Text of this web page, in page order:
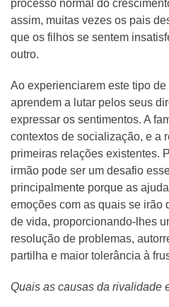
processo normal do
assim, muitas vezes os pais
que os filhos se sentem
outro.
Ao experienciarem este tipo
aprendem a lutar pelos seus
expressar os sentimentos. A
contextos de socialização, e a
primeiras relações existentes.
irmão pode ser um desafio
principalmente porque as
emoções com as quais se irão
de vida, proporcionando-lhes
resolução de problemas,
partilha e maior tolerância à
Quais as causas da rivalidade